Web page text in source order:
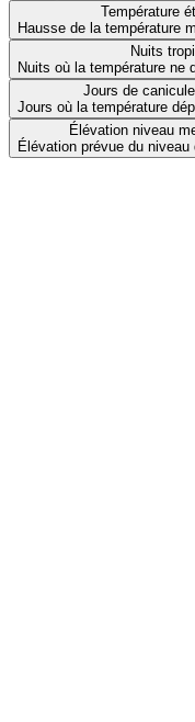
Température
Hausse de la température
Nuits
Nuits où la température ne
Jours de canicule
Jours où la température
Élévation niveau
Élévation prévue du niveau